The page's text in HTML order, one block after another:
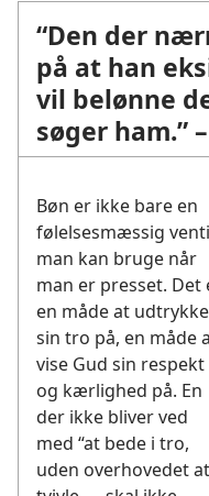
“Den der
på at han
vil belønne
søger ham.” –
Bøn er ikke bare en
følelsesmæssig
man kan bruge når
man er presset. Det
en måde at udtrykke
sin tro på, en måde
vise Gud sin respekt
og kærlighed på. En
der ikke bliver ved
med “at bede i tro,
uden overhovedet at